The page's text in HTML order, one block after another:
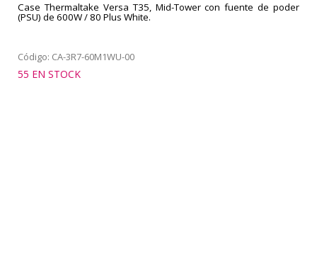
Case Thermaltake Versa T35, Mid-Tower con fuente de poder
(PSU) de 600W / 80 Plus White.
Código: CA-3R7-60M1WU-00
55 EN STOCK